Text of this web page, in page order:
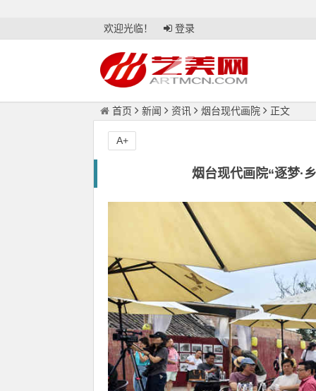
欢迎光临！ 登录
首页 新闻 资讯 烟台现代画院 正文
烟台现代画院“逐梦·
A+